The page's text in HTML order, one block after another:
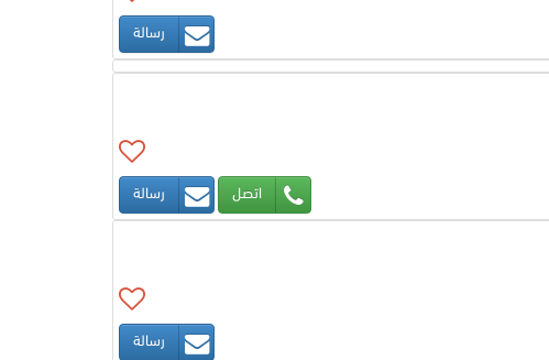
رسالة
اتصل رسالة
رسالة